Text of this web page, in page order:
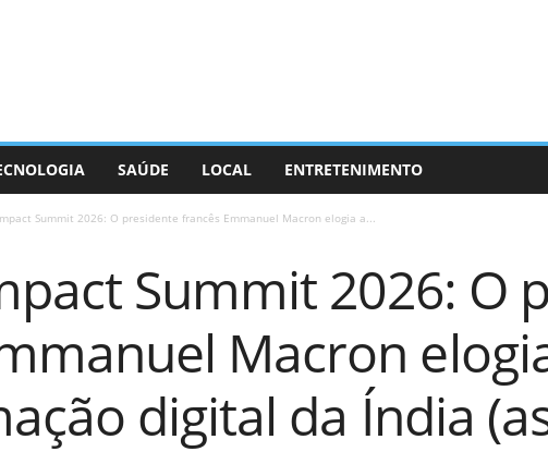
SAÚDE LOCAL ENTRETENIMENTO
Summit 2026: O presidente francês Emmanuel Macron elogia a...
Summit 2026: O
Macron
digital da Índia